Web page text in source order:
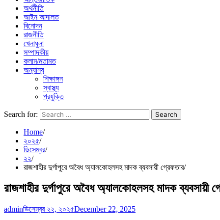
অর্থনীতি
আইন আদালত
বিনোদন
রাজনীতি
খেলাধুলা
সম্পাদকীয়
কলাম/মতামত
অন্যান্য
শিক্ষাঙ্গন
স্বাস্থ্য
প্রযুক্তি
Search for:
Home
২০২৫
ডিসেম্বর
২২
রাজশাহীর দুর্গাপুরে অবৈধ অ্যালকোহলসহ মাদক ব্যবসায়ী গ্রেফতার
রাজশাহীর দুর্গাপুরে অবৈধ অ্যালকোহলসহ মাদক ব্যবসায়ী
adminডিসেম্বর ২২, ২০২৫December 22, 2025